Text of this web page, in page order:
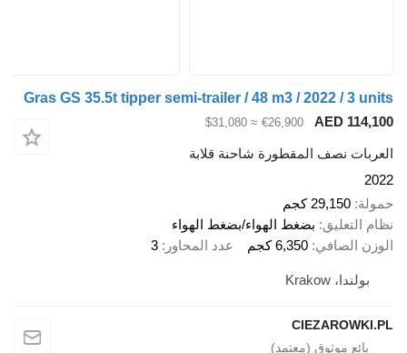
Gras GS 35.5t tipper semi-trailer / 48 m3 / 2022 / 3 units
AED 114,100
€26,900
≈ $31,080
العربات نصف المقطورة شاحنة قلابة
2022
حمولة 29,150 كجم
نظام التعليق بضغط الهواء/بضغط الهواء
الوزن الصافي 6,350 كجم عدد المحاور 3
بولندا، Krakow
CIEZAROWKI.PL